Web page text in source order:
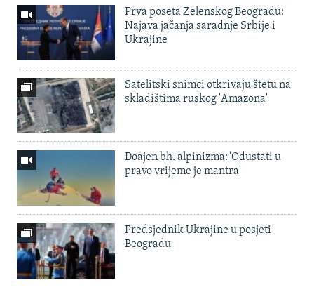
Prva poseta Zelenskog Beogradu:
Najava jačanja saradnje Srbije i
Ukrajine
Satelitski snimci otkrivaju štetu na
skladištima ruskog 'Amazona'
Doajen bh. alpinizma: 'Odustati u
pravo vrijeme je mantra'
Predsjednik Ukrajine u posjeti
Beogradu